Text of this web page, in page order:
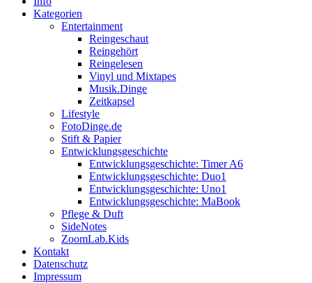
Kategorien
Entertainment
Reingeschaut
Reingehört
Reingelesen
Vinyl und Mixtapes
Musik.Dinge
Zeitkapsel
Lifestyle
FotoDinge.de
Stift & Papier
Entwicklungsgeschichte
Entwicklungsgeschichte: Timer A6
Entwicklungsgeschichte: Duo1
Entwicklungsgeschichte: Uno1
Entwicklungsgeschichte: MaBook
Pflege & Duft
SideNotes
ZoomLab.Kids
Kontakt
Datenschutz
Impressum